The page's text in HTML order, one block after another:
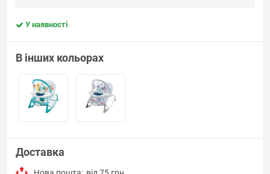
У наявності
В інших кольорах
Доставка